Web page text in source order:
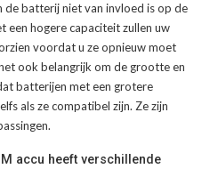
batterij niet van invloed is op de
een hogere capaciteit zullen uw
voordat u ze opnieuw moet
ook belangrijk om de grootte en
batterijen met een grotere
als ze compatibel zijn. Ze zijn
accu heeft verschillende